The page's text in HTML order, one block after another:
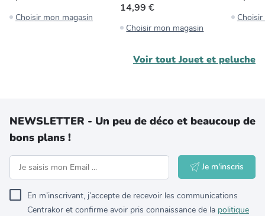
Choisir mon magasin
14,99 €
Choisir mon magasin
Voir tout Jouet et peluche
NEWSLETTER - Un peu de déco et beaucoup de
bons plans !
Je m'inscris
En m’inscrivant, j’accepte de recevoir les communications
Centrakor et confirme avoir pris connaissance de la politique